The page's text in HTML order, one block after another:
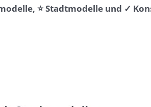
⭐ Stadtmodelle und ✓